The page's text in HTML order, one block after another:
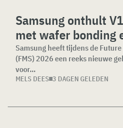
Samsung onthult
met wafer bonding
Samsung heeft tijdens de
(FMS) 2026 een reeks nieuwe
voor...
MELS DEES 3 DAGEN GELEDEN